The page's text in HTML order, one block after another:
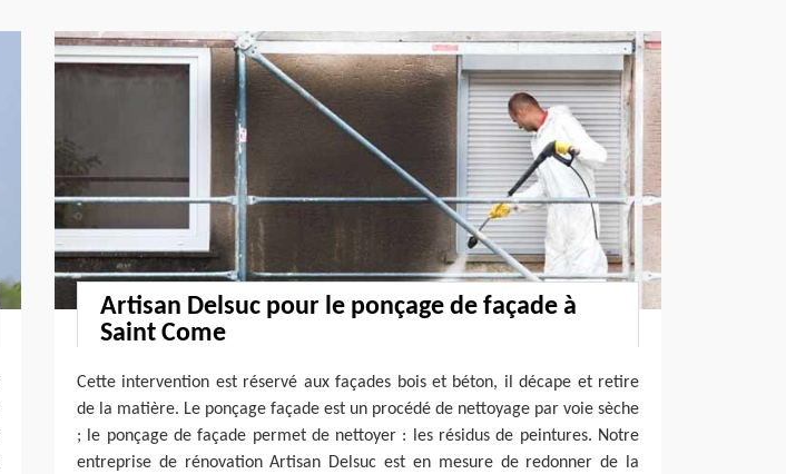
Artisan Delsuc pour le ponçage de façade à
Saint Come
Cette intervention est réservé aux façades bois et béton, il décape et retire
de la matière. Le ponçage façade est un procédé de nettoyage par voie sèche
; le ponçage de façade permet de nettoyer : les résidus de peintures. Notre
entreprise de rénovation Artisan Delsuc est en mesure de redonner de la